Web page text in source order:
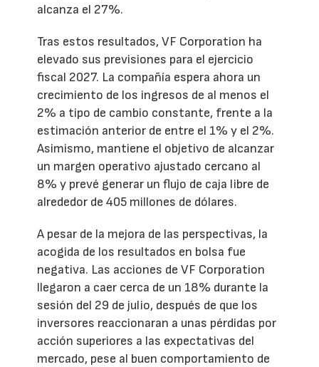
alcanza el 27%.
Tras estos resultados, VF Corporation ha
elevado sus previsiones para el ejercicio
fiscal 2027. La compañía espera ahora un
crecimiento de los ingresos de al menos el
2% a tipo de cambio constante, frente a la
estimación anterior de entre el 1% y el 2%.
Asimismo, mantiene el objetivo de alcanzar
un margen operativo ajustado cercano al
8% y prevé generar un flujo de caja libre de
alrededor de 405 millones de dólares.
A pesar de la mejora de las perspectivas, la
acogida de los resultados en bolsa fue
negativa. Las acciones de VF Corporation
llegaron a caer cerca de un 18% durante la
sesión del 29 de julio, después de que los
inversores reaccionaran a unas pérdidas por
acción superiores a las expectativas del
mercado, pese al buen comportamiento de